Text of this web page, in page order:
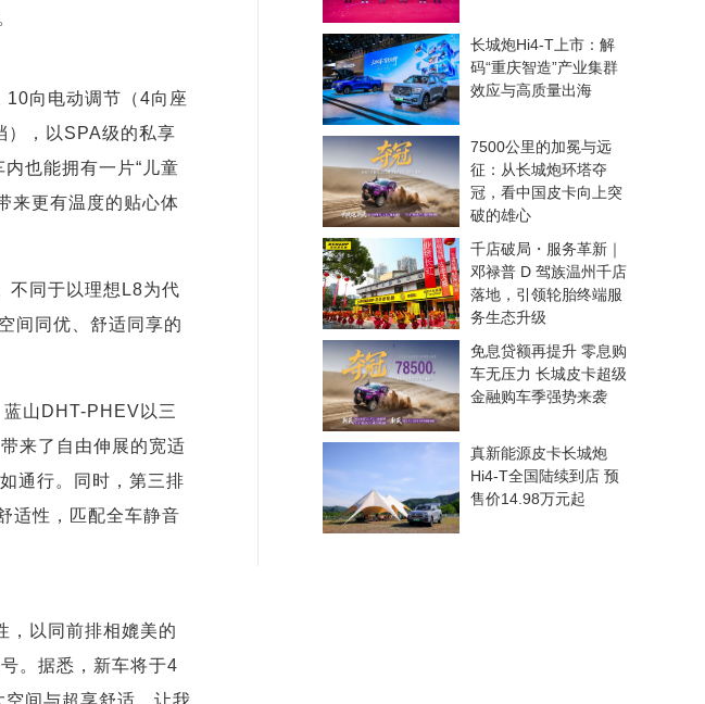
10向电动调节（4向座
），以SPA级的私享
也能拥有一片“儿童
来更有温度的贴心体
不同于以理想L8为代
间同优、舒适同享的
山DHT-PHEV以三
来了自由伸展的宽适
通行。同时，第三排
适性，匹配全车静音
以同前排相媲美的
。据悉，新车将于4
间与超享舒适，让我
长城炮Hi4-T上市：解
码“重庆智造”产业集群
效应与高质量出海
7500公里的加冕与远
征：从长城炮环塔夺
冠，看中国皮卡向上突
破的雄心
千店破局・服务革新｜
邓禄普 D 驾族温州千店
落地，引领轮胎终端服
务生态升级
免息贷额再提升 零息购
车无压力 长城皮卡超级
金融购车季强势来袭
真新能源皮卡长城炮
Hi4-T全国陆续到店 预
售价14.98万元起